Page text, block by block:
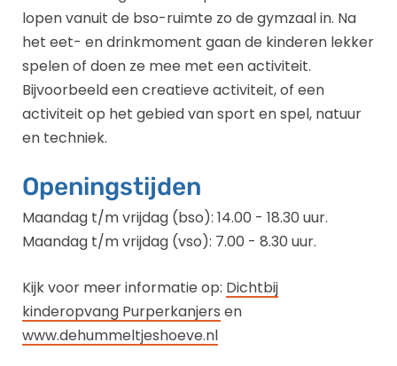
lopen vanuit de bso-ruimte zo de gymzaal in. Na
het eet- en drinkmoment gaan de kinderen lekker
spelen of doen ze mee met een activiteit.
Bijvoorbeeld een creatieve activiteit, of een
activiteit op het gebied van sport en spel, natuur
en techniek.
Openingstijden
Maandag t/m vrijdag (bso): 14.00 - 18.30 uur.
Maandag t/m vrijdag (vso): 7.00 - 8.30 uur.
Kijk voor meer informatie op: Dichtbij
kinderopvang Purperkanjers en
www.dehummeltjeshoeve.nl